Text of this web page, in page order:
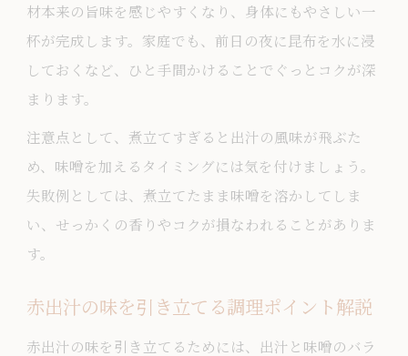
材本来の旨味を感じやすくなり、身体にもやさしい一
杯が完成します。家庭でも、前日の夜に昆布を水に浸
しておくなど、ひと手間かけることでぐっとコクが深
まります。
注意点として、煮立てすぎると出汁の風味が飛ぶた
め、味噌を加えるタイミングには気を付けましょう。
失敗例としては、煮立てたまま味噌を溶かしてしま
い、せっかくの香りやコクが損なわれることがありま
す。
赤出汁の味を引き立てる調理ポイント解説
赤出汁の味を引き立てるためには、出汁と味噌のバラ